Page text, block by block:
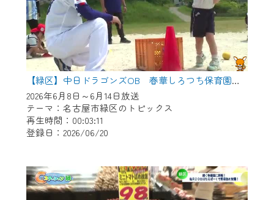
【緑区】中日ドラゴンズOB 春華しろつち保育園で野球教室
2026年6月8日～6月14日放送
テーマ：名古屋市緑区のトピックス
再生時間：00:03:11
登録日：2026/06/20